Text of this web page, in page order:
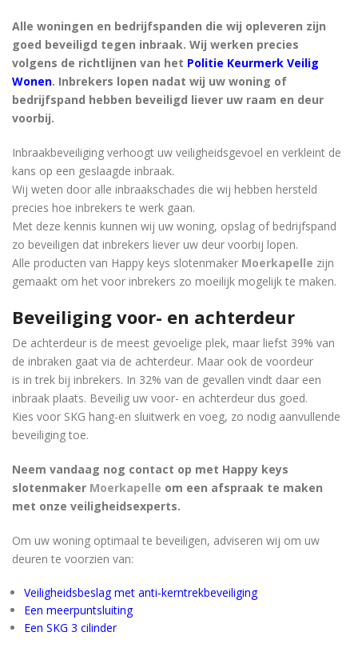
Alle woningen en bedrijfspanden die wij opleveren zijn
goed beveiligd tegen inbraak. Wij werken precies
volgens de richtlijnen van het Politie Keurmerk Veilig
Wonen. Inbrekers lopen nadat wij uw woning of
bedrijfspand hebben beveiligd liever uw raam en deur
voorbij.
Inbraakbeveiliging verhoogt uw veiligheidsgevoel en verkleint de
kans op een geslaagde inbraak.
Wij weten door alle inbraakschades die wij hebben hersteld
precies hoe inbrekers te werk gaan.
Met deze kennis kunnen wij uw woning, opslag of bedrijfspand
zo beveiligen dat inbrekers liever uw deur voorbij lopen.
Alle producten van Happy keys slotenmaker Moerkapelle zijn
gemaakt om het voor inbrekers zo moeilijk mogelijk te maken.
Beveiliging voor- en achterdeur
De achterdeur is de meest gevoelige plek, maar liefst 39% van
de inbraken gaat via de achterdeur. Maar ook de voordeur
is in trek bij inbrekers. In 32% van de gevallen vindt daar een
inbraak plaats. Beveilig uw voor- en achterdeur dus goed.
Kies voor SKG hang-en sluitwerk en voeg, zo nodig aanvullende
beveiliging toe.
Neem vandaag nog contact op met Happy keys
slotenmaker Moerkapelle om een ​​afspraak te maken
met onze veiligheidsexperts.
Om uw woning optimaal te beveiligen, adviseren wij om uw
deuren te voorzien van:
Veiligheidsbeslag met anti-kerntrekbeveiliging
Een meerpuntsluiting
Een SKG 3 cilinder